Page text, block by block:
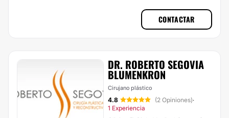
CONTACTAR
DR. ROBERTO SEGOVIA
BLUMENKRON
Cirujano plástico
4.8 (2 Opiniones)·
1 Experiencia